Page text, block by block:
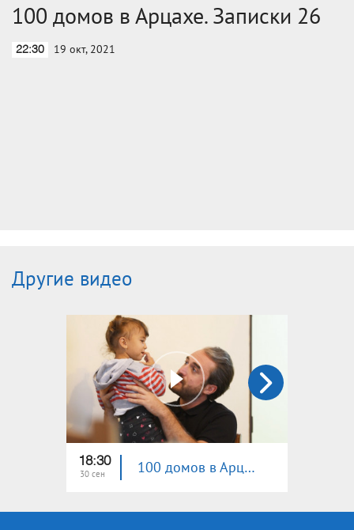
100 домов в Арцахе. Записки 26
22:30 19 окт, 2021
Другие видео
18:30
30 сен 100 домов в Арцахе 39